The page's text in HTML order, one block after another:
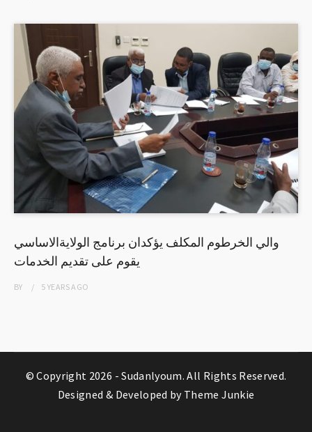
والي الخرطوم المكلف يؤكدان برنامج الولايةالاساسي
يقوم على تقديم الخدمات
BY 5 YEARSAGO
© Copyright 2026 -Sudanlyoum. All Rights Reserved.
Designed & Developed by Theme Junkie